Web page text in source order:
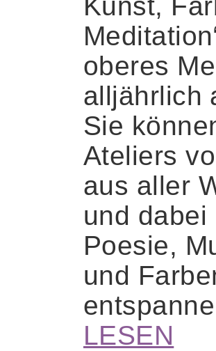
oberes
alljährlich
Sie
Ateliers
aus aller
und dabei
Poesie,
und
LESEN